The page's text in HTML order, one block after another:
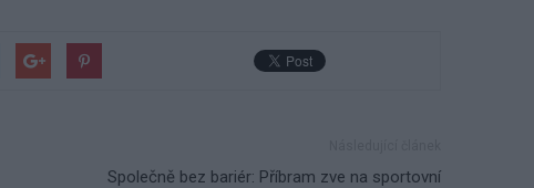
Společně bez bariér: Příbram zve na sportovní